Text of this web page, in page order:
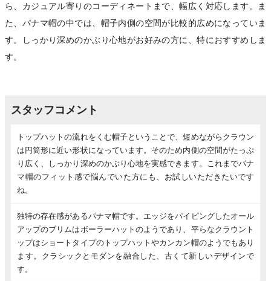
ら、カジュアル寄りのコーディネートまで、幅広く対応します。ま
た、パナマ帽の中では、帽子内側の空間が比較的広めになっていま
す。しっかり深めのかぶり心地がお好みの方に、特におすすめしま
す。
スタッフコメント
トップハットの流れをくむ帽子ということで、短めながらクラウン
は円筒形に近い形状になっています。そのため内側の空間がたっぷ
り広く、しっかり深めのかぶり心地を実感できます。これまでパナ
マ帽のフィット感で悩んでいた方にも、お試しいただきたいです
ね。
独特の存在感があるパナマ帽です。エッジをパイピングしたオール
アップのブリムはボーラーハットのようであり、平らなクラウント
ップはショートタイプのトップハットやカンカン帽のようでもあり
ます。クラシックとモダンを融合した、古くて新しいデザインで
す。